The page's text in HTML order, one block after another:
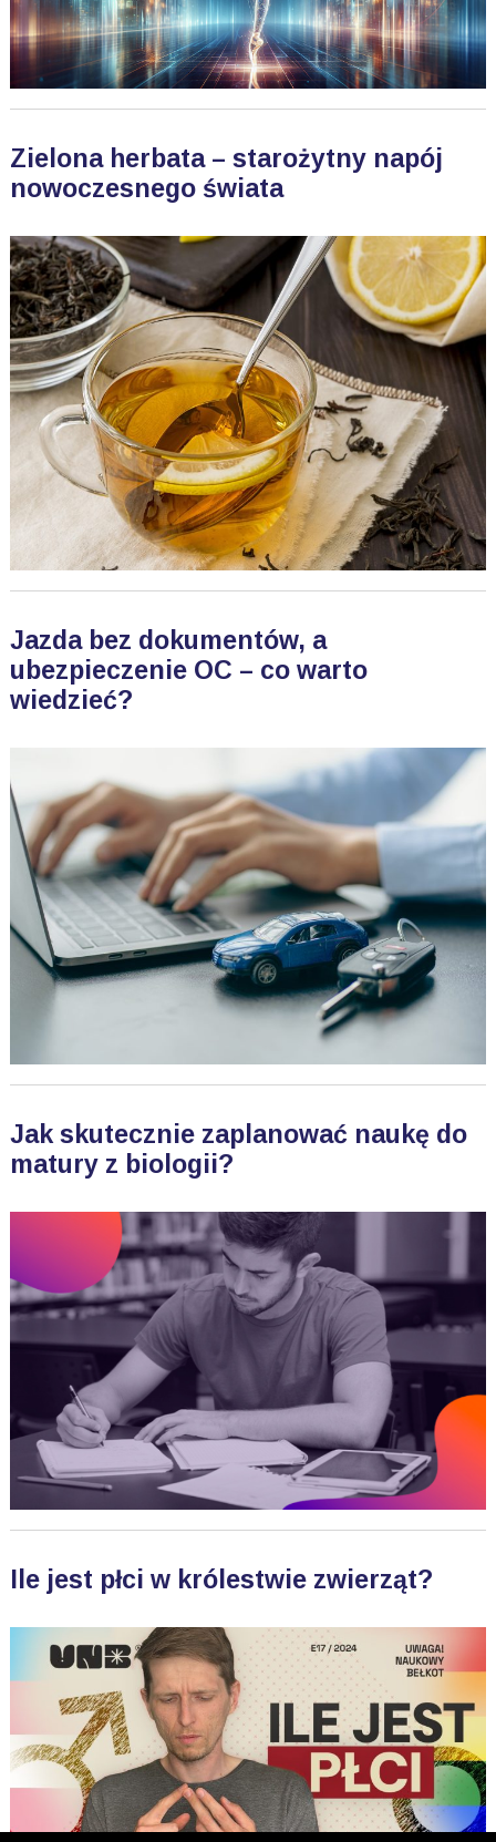
Zielona herbata – starożytny napój
nowoczesnego świata
Jazda bez dokumentów, a
ubezpieczenie OC – co warto
wiedzieć?
Jak skutecznie zaplanować naukę do
matury z biologii?
Ile jest płci w królestwie zwierząt?